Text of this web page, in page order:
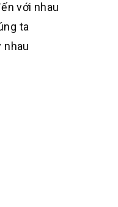
với nhau
ta
nhau